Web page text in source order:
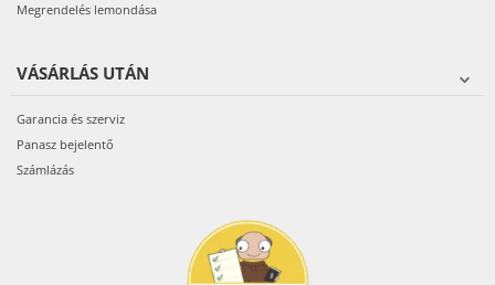
Megrendelés lemondása
VÁSÁRLÁS UTÁN
Garancia és szerviz
Panasz bejelentő
Számlázás